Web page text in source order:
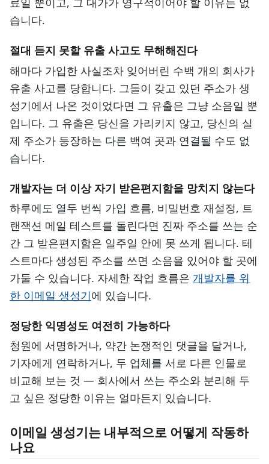
습니다.
절대 듣지 못할 유출 사고도 무해해진다
해마다 가입한 사실조차 잊어버린 수백 개의 회사가
유출 사고를 당합니다. 그들이 갖고 있던 주소가 생
성기에서 나온 것이었다면 그 유출은 그냥 소음일 뿐
입니다. 그 유출은 당신을 가리키지 않고, 당신의 실
제 주소가 등장하는 다른 백여 곳과 연결될 수도 없
습니다.
개발자는 더 이상 자기 받은편지함을 망치지 않는다
하루에도 열두 번씩 가입 흐름, 비밀번호 재설정, 트
랜잭션 메일 테스트를 돌린다면 진짜 주소를 쓰는 순
간 그 받은편지함은 일주일 안에 못 쓰게 됩니다. 테
스트마다 생성된 주소를 쓰면 소음을 있어야 할 곳에
가둘 수 있습니다. 자세한 작업 흐름은개발자를 위
한 이메일 생성기에 있습니다.
정당한 익명성도 여전히 가능하다
청원에 서명하거나, 약간 논쟁적인 댓글을 달거나,
기자에게 연락하거나, 두 업체를 서로 다른 인물로
비교해 보는 것 — 회사에서 쓰는 주소와 분리해 두
고 싶은 정당한 이유는 얼마든지 있습니다.
이메일 생성기는 내부적으로 어떻게 작동하
나요